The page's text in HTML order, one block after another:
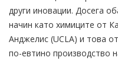
други иновации. Досега
начин като химиците от
Анджелис (UCLA) и това
по-евтино производство